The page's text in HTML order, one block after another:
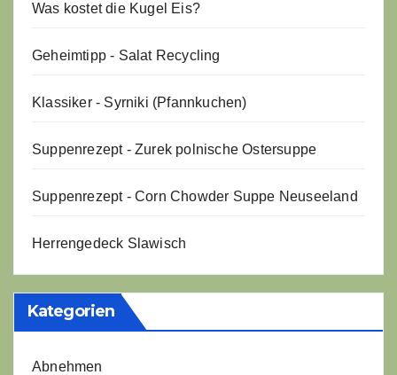
Was kostet die Kugel Eis?
Geheimtipp - Salat Recycling
Klassiker - Syrniki (Pfannkuchen)
Suppenrezept - Zurek polnische Ostersuppe
Suppenrezept - Corn Chowder Suppe Neuseeland
Herrengedeck Slawisch
Kategorien
Abnehmen